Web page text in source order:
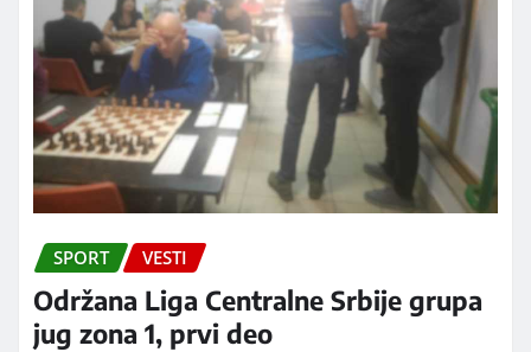
SPORT VESTI
Održana Liga Centralne Srbije grupa
jug zona 1, prvi deo